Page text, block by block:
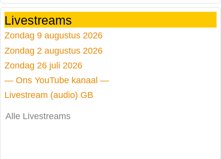
Livestreams
Zondag 9 augustus 2026
Zondag 2 augustus 2026
Zondag 26 juli 2026
— Ons YouTube kanaal —
Livestream (audio) GB
Alle Livestreams